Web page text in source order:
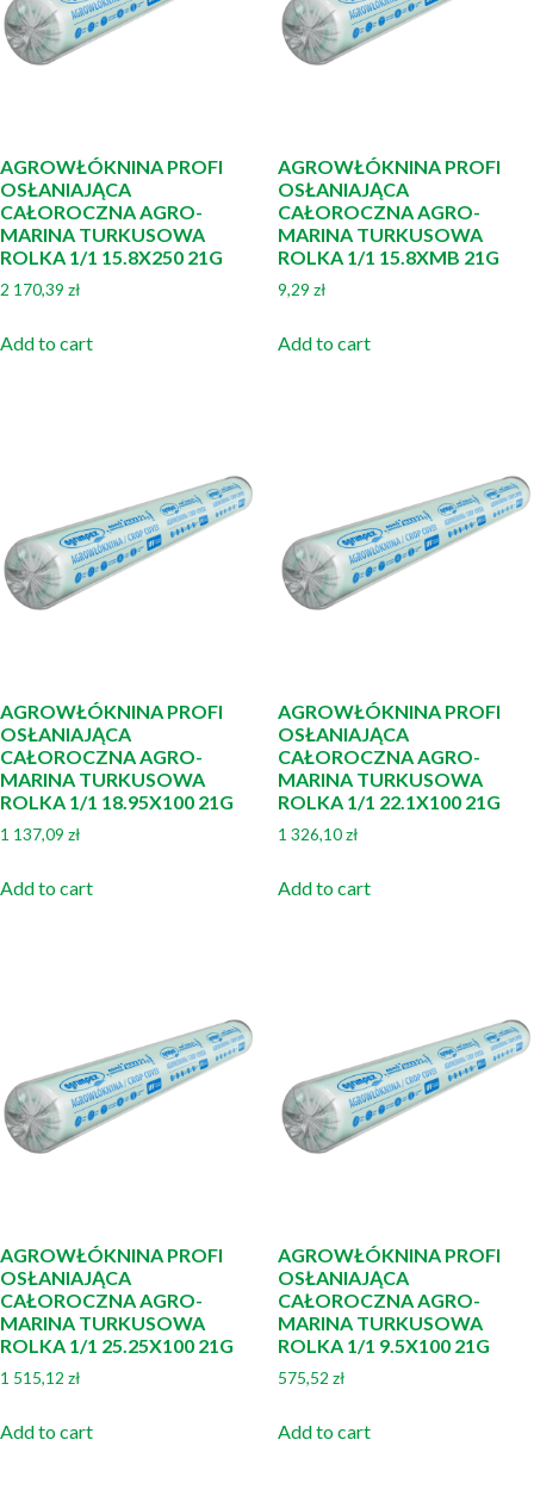
AGROWŁÓKNINA PROFI
OSŁANIAJĄCA
CAŁOROCZNA AGRO-
MARINA TURKUSOWA
ROLKA 1/1 15.8X250 21G
2 170,39 zł
Add to cart
AGROWŁÓKNINA PROFI
OSŁANIAJĄCA
CAŁOROCZNA AGRO-
MARINA TURKUSOWA
ROLKA 1/1 15.8XMB 21G
9,29 zł
Add to cart
AGROWŁÓKNINA PROFI
OSŁANIAJĄCA
CAŁOROCZNA AGRO-
MARINA TURKUSOWA
ROLKA 1/1 18.95X100 21G
1 137,09 zł
Add to cart
AGROWŁÓKNINA PROFI
OSŁANIAJĄCA
CAŁOROCZNA AGRO-
MARINA TURKUSOWA
ROLKA 1/1 22.1X100 21G
1 326,10zł
Add to cart
AGROWŁÓKNINA PROFI
OSŁANIAJĄCA
CAŁOROCZNA AGRO-
MARINA TURKUSOWA
ROLKA 1/1 25.25X100 21G
1 515,12 zł
Add to cart
AGROWŁÓKNINA PROFI
OSŁANIAJĄCA
CAŁOROCZNA AGRO-
MARINA TURKUSOWA
ROLKA 1/1 9.5X100 21G
575,52 zł
Add to cart